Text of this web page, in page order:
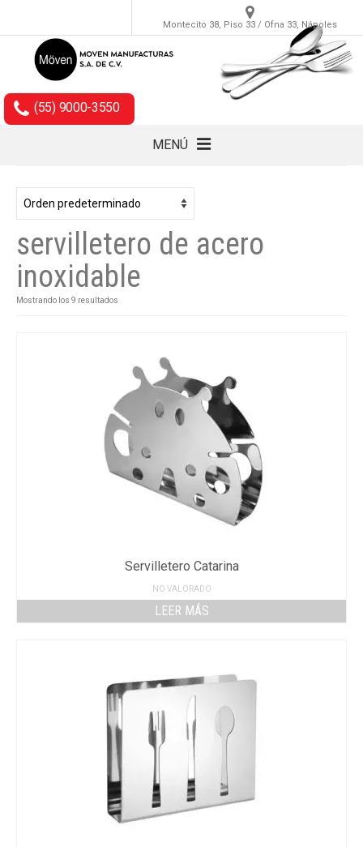
Montecito 38, Piso 33 / Ofna 33, Nápoles
(55) 9000-3550
MENÚ
Cubiertos
Accesorios
Empaques
servilletero de acero
inoxidable
Mostrando los 9 resultados
Servilletero Catarina
NO VALORADO
LEER MÁS